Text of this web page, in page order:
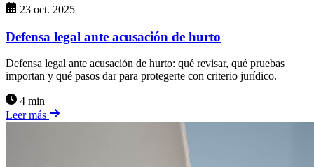
23 oct. 2025
Defensa legal ante acusación de hurto
Defensa legal ante acusación de hurto: qué revisar, qué pruebas
importan y qué pasos dar para protegerte con criterio jurídico.
4 min
Leer más